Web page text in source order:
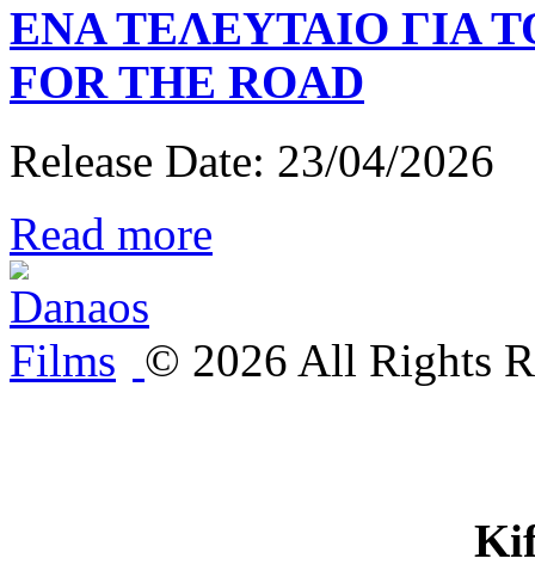
ΕΝΑ ΤΕΛΕΥΤΑΙΟ ΓΙΑ
FOR THE ROAD
Release Date: 23/04/2026
Read more
© 2026 All Rights